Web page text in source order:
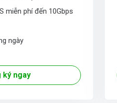
miễn phí đến 10Gbps
ngày
ký ngay